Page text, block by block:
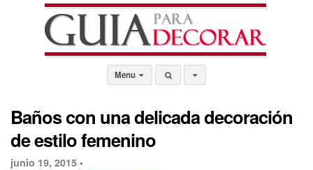
Menu
Baños con una delicada decoración
de estilo femenino
junio 19, 2015 •